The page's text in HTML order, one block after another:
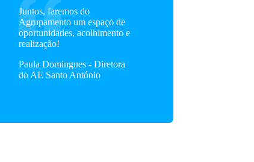
Juntos, faremos do
Agrupamento um espaço de
oportunidades, acolhimento e
realização!
Paula Domingues - Diretora
do AE Santo António